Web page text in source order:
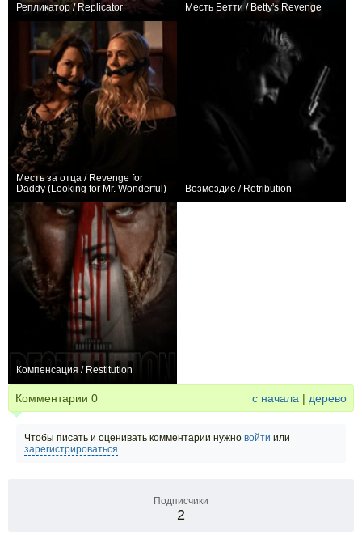
Репликатор / Replicator Месть Бетти / Betty's Revenge
Месть за отца / Revenge for
Daddy (Looking for Mr. Wonderful)
Возмездие / Retribution
Компенсация / Restitution
Комментарии 0 с начала | дерево
Чтобы писать и оценивать комментарии нужно войти или
зарегистрироваться
Подписчики
2